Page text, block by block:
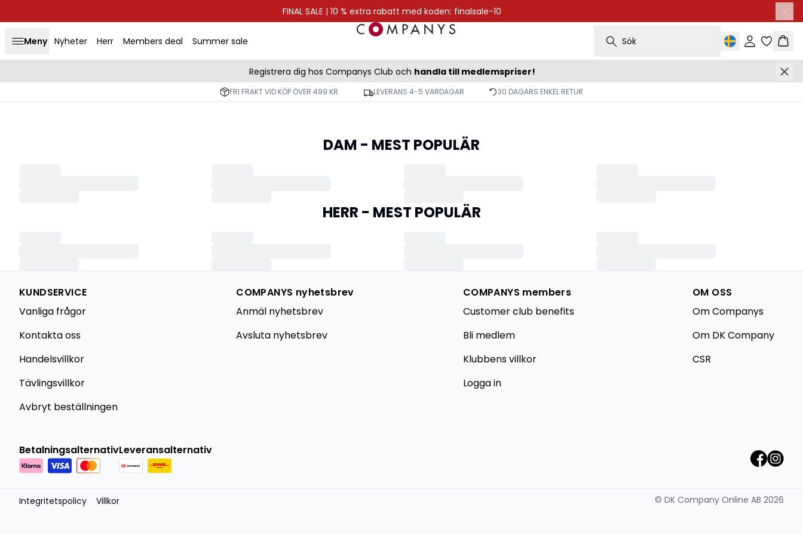
FINAL SALE | 10 % extra rabatt med koden: finalsale-10
Meny Nyheter Herr Members deal Summer sale Sök Logga inKorg
Registrera dig hos Companys Club och handla till medlemspriser!
FRI FRAKT VID KÖP ÖVER 499 KR. LEVERANS 4-5 VARDAGAR 30 DAGARS ENKEL RETUR
DAM - MEST POPULÄR
HERR - MEST POPULÄR
KUNDSERVICE
Vanliga frågor
Kontakta oss
Handelsvillkor
Tävlingsvillkor
Avbryt beställningen
COMPANYS nyhetsbrev
Anmäl nyhetsbrev
Avsluta nyhetsbrev
COMPANYS members
Customer club benefits
Bli medlem
Klubbens villkor
Logga in
OM OSS
Om Companys
Om DK Company
CSR
BetalningsalternativLeveransalternativ
Integritetspolicy Villkor © DK Company Online AB 2026